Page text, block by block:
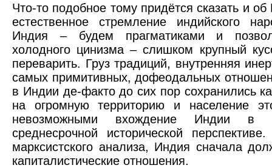
Что-то подобное тому придётся сказать и
естественное стремление индийского
Индия – будем прагматиками и
холодного цинизма – слишком крупный
переварить. Груз традиций, внутренняя
самых примитивных, дофеодальных
в Индии де-факто до сих пор сохранились
на огромную территорию и население
невозможными вхождение Индии
среднесрочной исторической
марксистского анализа, Индия сначала
капиталистические отношения.